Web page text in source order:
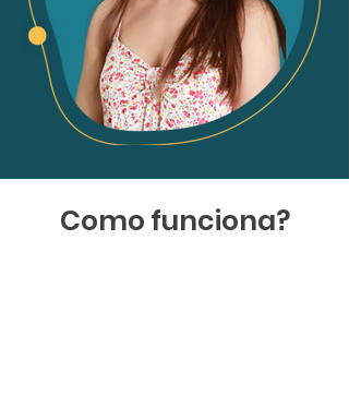
Como funciona?